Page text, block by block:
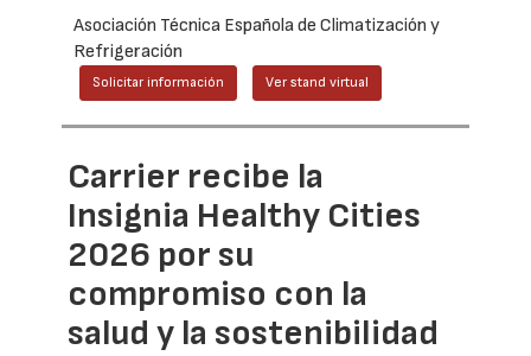
Asociación Técnica Española de Climatización y
Refrigeración
Solicitar información Ver stand virtual
Carrier recibe la
Insignia Healthy Cities
2026 por su
compromiso con la
salud y la sostenibilidad